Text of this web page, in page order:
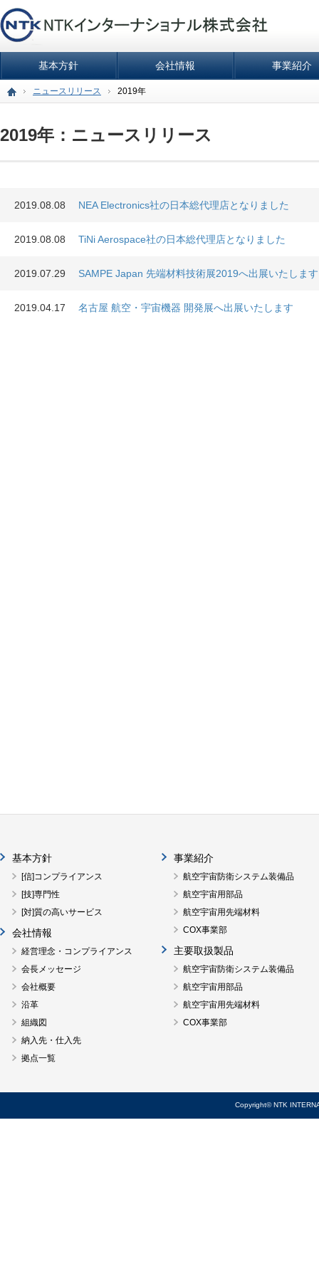
基本方針 会社情報 事業紹介
ニュースリリース 2019年
2019年：ニュースリリース
2019.08.08 NEA Electronics社の日本総代理店となりました
2019.08.08 TiNi Aerospace社の日本総代理店となりました
2019.07.29 SAMPE Japan 先端材料技術展2019へ出展いたします
2019.04.17 名古屋 航空・宇宙機器 開発展へ出展いたします
基本方針
[信]コンプライアンス
[技]専門性
[対]質の高いサービス
会社情報
経営理念・コンプライアンス
会長メッセージ
会社概要
沿革
組織図
納入先・仕入先
拠点一覧
事業紹介
航空宇宙防衛システム装備品
航空宇宙用部品
航空宇宙用先端材料
COX事業部
主要取扱製品
航空宇宙防衛システム装備品
航空宇宙用部品
航空宇宙用先端材料
COX事業部
Copyright© NTK